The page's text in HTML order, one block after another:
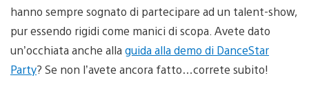
hanno sempre sognato di partecipare ad un talent-show,
pur essendo rigidi come manici di scopa. Avete dato
un’occhiata anche alla guida alla demo di DanceStar
Party? Se non l’avete ancora fatto…correte subito!